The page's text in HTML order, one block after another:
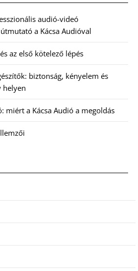
audió-videó
a Kácsa Audióval
az első kötelező lépés
biztonság, kényelem és
helyen
miért a Kácsa Audió a megoldás